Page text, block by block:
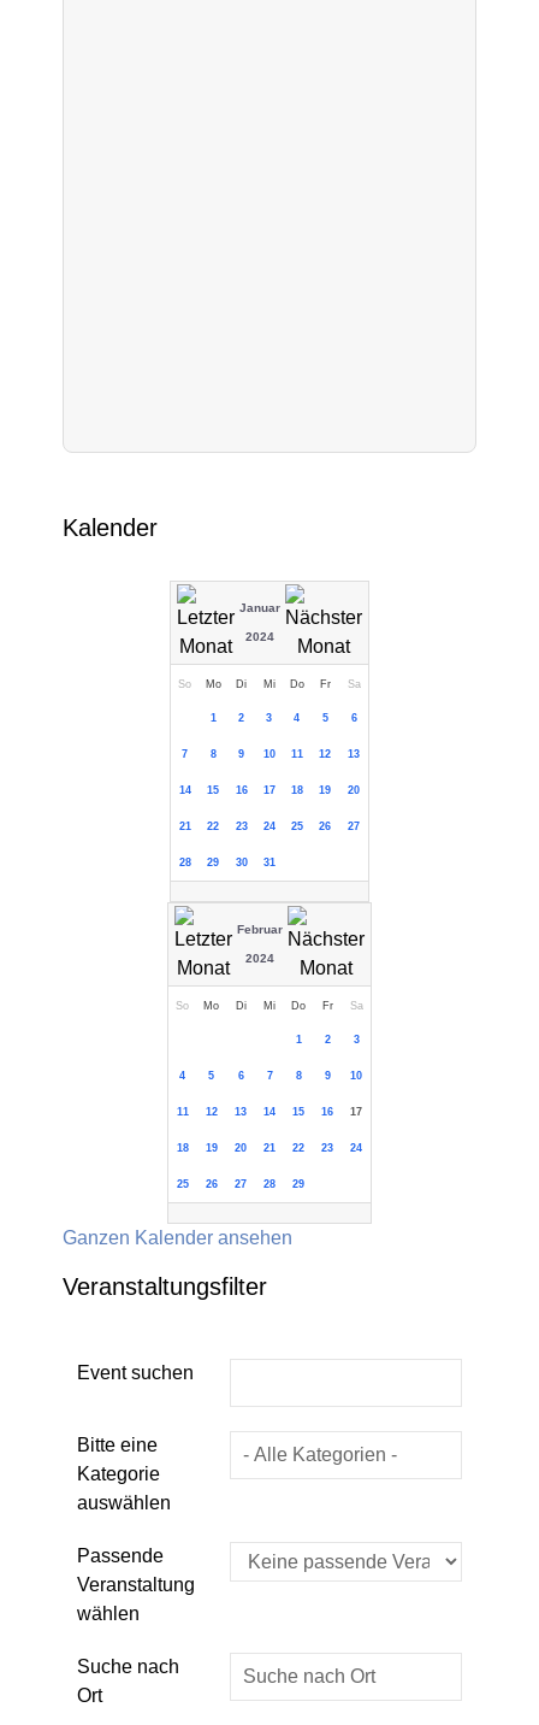
Kalender
Januar
2024
So Mo Di Mi Do Fr Sa
1 2 3 4 5 6
7 8 9 10 11 12 13
14 15 16 17 18 19 20
21 22 23 24 25 26 27
28 29 30 31
Februar
2024
So Mo Di Mi Do Fr Sa
1 2 3
4 5 6 7 8 9 10
11 12 13 14 15 16 17
18 19 20 21 22 23 24
25 26 27 28 29
Ganzen Kalender ansehen
Veranstaltungsfilter
Event suchen
Bitte eine
Kategorie
auswählen
Eine Kategorie auswählen um die
Passende
Veranstaltung
wählen
Suche nach
Ort